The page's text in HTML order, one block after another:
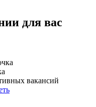
для вас
вакансий